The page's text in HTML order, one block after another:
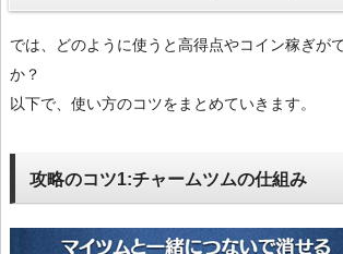
では、どのように使うと高得点やコイン稼ぎが
か？
以下で、使い方のコツをまとめていきます。
攻略のコツ1:チャームツムの仕組み